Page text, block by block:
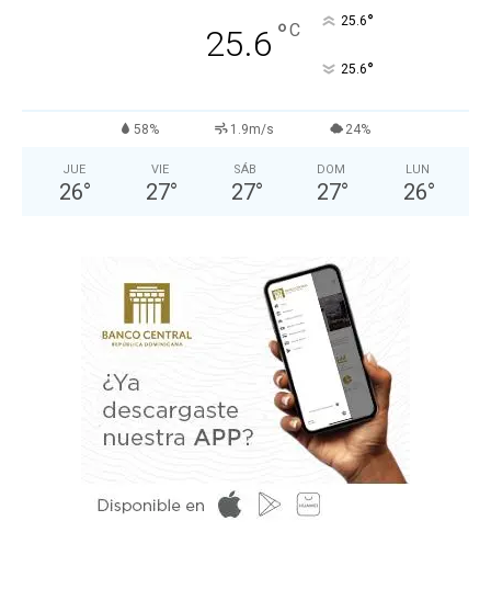
25.6 °C 25.6°
25.6°
58% 1.9m/s 24%
JUE
26°
VIE
27°
SÁB
27°
DOM
27°
LUN
26°